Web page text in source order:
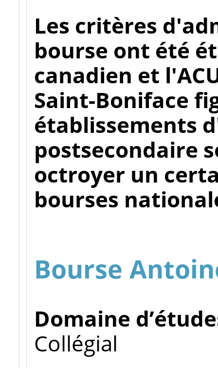
Les critères
bourse ont été
canadien et
Saint-Boniface
établissements
postsecondaire
octroyer un
bourses
Bourse
Domaine
Collégial